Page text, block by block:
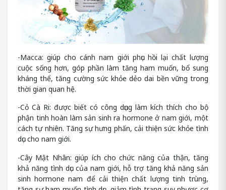
-Macca: giúp cho cánh nam giới phục hồi lại chất lượng
cuộc sống hơn, góp phần làm tăng ham muốn, bổ sung
kháng thể, tăng cường sức khỏe dẻo dai bền vững trong
thời gian quan hệ.
-Cỏ Cà Ri: được biết có công dụng làm kích thích cho bộ
phận tinh hoàn làm sản sinh ra hormone ở nam giới, một
cách tự nhiên. Tăng sự hưng phấn, cải thiện sức khỏe tình
dục cho nam giới.
-Cây Mật Nhân: giúp ích cho chức năng của thận, tăng
khả năng tình dục của nam giới, hỗ trợ tăng khả năng sản
sinh hormone nam để cải thiện chất lượng tinh trùng,